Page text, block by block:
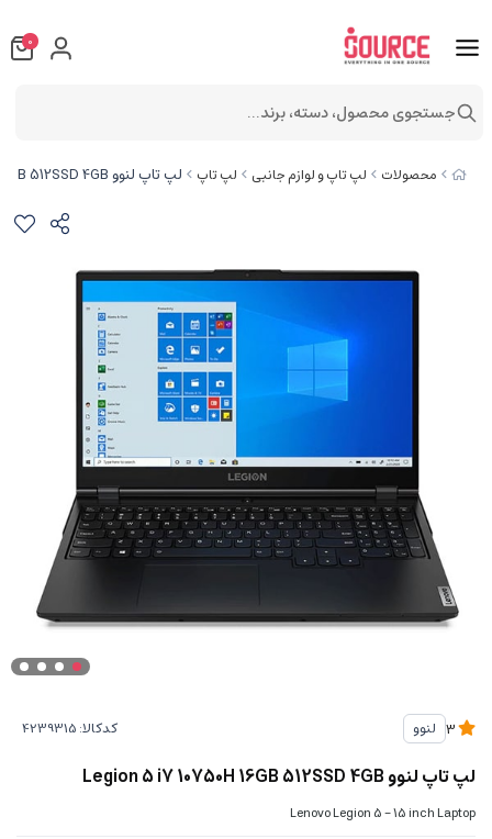
محصولات لپ تاپ و لوازم جانبی لپ تاپ لپ تاپ لنوو Legion 5 i7 10750H 16GB 512SSD 4GB
لنوو کدکالا:
لپ تاپ لنوو Legion 5 i7 10750H 16GB 512SSD 4GB
Lenovo Legion 5 - 15 inch Laptop
0
جستجوی محصول، دسته، برند...